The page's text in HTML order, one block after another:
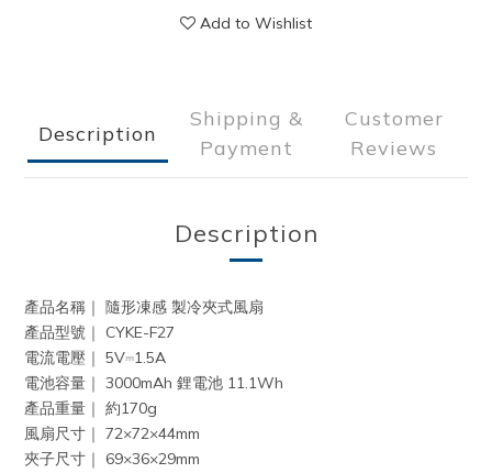
Add to Wishlist
Description
Shipping &
Payment
Customer
Reviews
Description
產品名稱｜ 隨形凍感 製冷夾式風扇
產品型號｜ CYKE-F27
電流電壓｜ 5V⎓1.5A
電池容量｜ 3000mAh 鋰電池 11.1Wh
產品重量｜ 約170g
風扇尺寸｜ 72×72×44mm
夾子尺寸｜ 69×36×29mm